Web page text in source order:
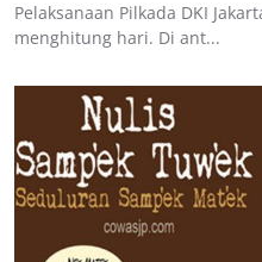
Pelaksanaan Pilkada DKI
menghitung hari. Di ant...